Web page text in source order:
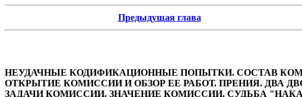
Предыдущая глава
НЕУДАЧНЫЕ КОДИФИКАЦИОННЫЕ ПОПЫТКИ. СОСТАВ
ОТКРЫТИЕ КОМИССИИ И ОБЗОР ЕЕ РАБОТ. ПРЕНИЯ. ДВА
ЗАДАЧИ КОМИССИИ. ЗНАЧЕНИЕ КОМИССИИ. СУДЬБА